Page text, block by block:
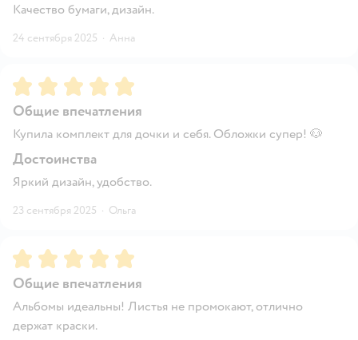
Качество бумаги, дизайн.
24 сентября 2025 · Анна
Рейтинг:5
Общие впечатления
Купила комплект для дочки и себя. Обложки супер! 🐶
Достоинства
Яркий дизайн, удобство.
23 сентября 2025 · Ольга
Рейтинг:5
Общие впечатления
Альбомы идеальны! Листья не промокают, отлично
держат краски.